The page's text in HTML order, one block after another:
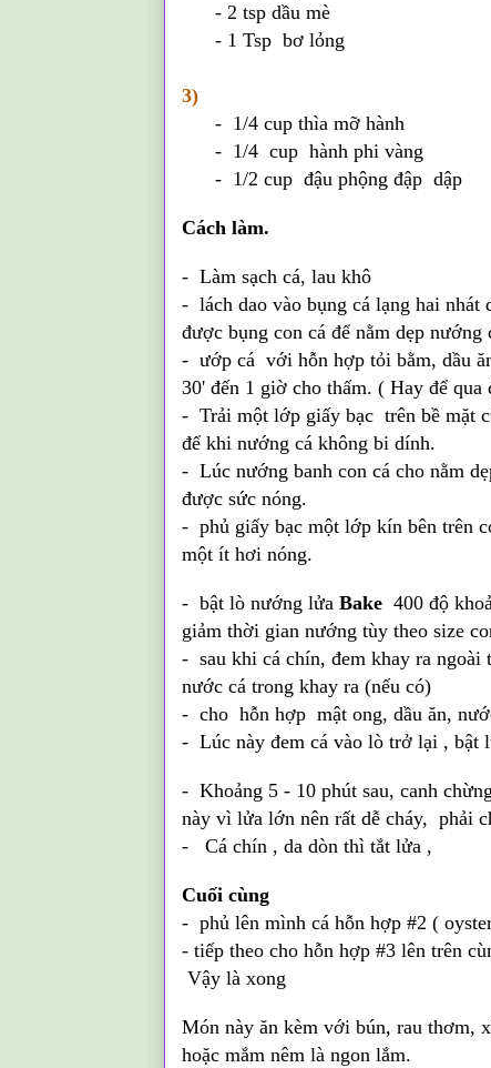
- 2 tsp dầu mè
- 1 Tsp bơ lỏng
3)
- 1/4 cup thìa mỡ hành
- 1/4 cup hành phi vàng
- 1/2 cup đậu phộng đập dập
Cách làm.
- Làm sạch cá, lau khô
- lách dao vào bụng cá lạng hai
được bụng con cá để nằm dẹp nướng
- ướp cá với hỗn hợp tỏi bằm, dầu
30' đến 1 giờ cho thấm. ( Hay để
- Trải một lớp giấy bạc trên bề mặt
để khi nướng cá không bi dính.
- Lúc nướng banh con cá cho nằm
được sức nóng.
- phủ giấy bạc một lớp kín bên trên
một ít hơi nóng.
- bật lò nướng lửa Bake400 độ
giảm thời gian nướng tùy theo size
- sau khi cá chín, đem khay ra ngoài
nước cá trong khay ra (nếu có)
- cho hỗn hợp mật ong, dầu ăn,
- Lúc này đem cá vào lò trở lại , bật
- Khoảng 5 - 10 phút sau, canh
này vì lửa lớn nên rất dễ cháy, phải
- Cá chín , da dòn thì tắt lửa ,
Cuối cùng
- phủ lên mình cá hỗn hợp #2 (
- tiếp theo cho hỗn hợp #3 lên trên
Vậy là xong
Món này ăn kèm với bún, rau thơm,
hoặc mắm nêm là ngon lắm.